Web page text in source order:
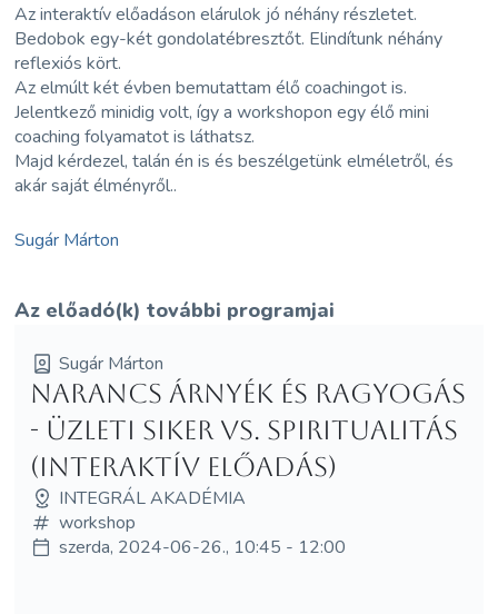
Az interaktív előadáson elárulok jó néhány részletet.
Bedobok egy-két gondolatébresztőt. Elindítunk néhány
reflexiós kört.
Az elmúlt két évben bemutattam élő coachingot is.
Jelentkező minidig volt, így a workshopon egy élő mini
coaching folyamatot is láthatsz.
Majd kérdezel, talán én is és beszélgetünk elméletről, és
akár saját élményről..
Sugár Márton
Az előadó(k) további programjai
Sugár Márton
Narancs árnyék és ragyogás
- Üzleti siker vs. spiritualitás
(Interaktív előadás)
INTEGRÁL AKADÉMIA
workshop
szerda, 2024-06-26., 10:45 - 12:00